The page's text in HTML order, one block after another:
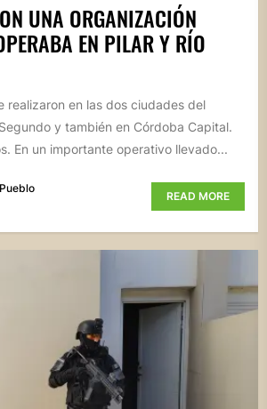
UNA ORGANIZACIÓN
EN PILAR Y RÍO
realizaron en las dos ciudades del
y también en Córdoba Capital.
En un importante operativo llevado...
READ MORE